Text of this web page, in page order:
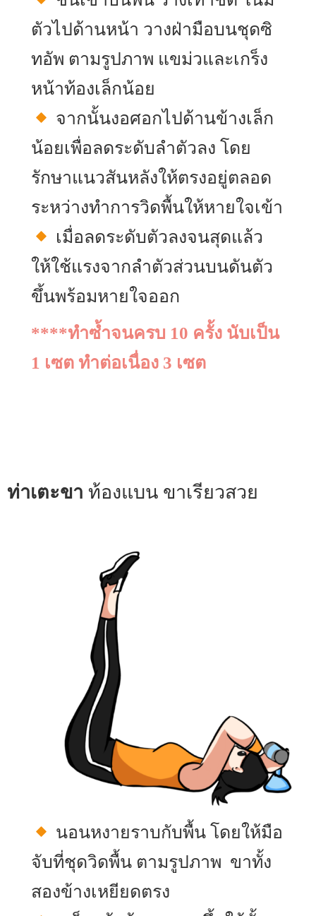
ตัวไปด้านหน้า วางฝ่ามือบนชุดซิ
ทอัพ ตามรูปภาพ แขม่วและเกร็ง
หน้าท้องเล็กน้อย
จากนั้นงอศอกไปด้านข้างเล็ก
น้อยเพื่อลดระดับลำตัวลง โดย
รักษาแนวสันหลังให้ตรงอยู่ตลอด
ระหว่างทำการวิดพื้นให้หายใจเข้า
เมื่อลดระดับตัวลงจนสุดแล้ว
ให้ใช้แรงจากลำตัวส่วนบนดันตัว
ขึ้นพร้อมหายใจออก
****ทำซ้ำจนครบ 10 ครั้ง นับเป็น
1 เซต ทำต่อเนื่อง 3 เซต
ท่าเตะขา ท้องแบน ขาเรียวสวย
นอนหงายราบกับพื้น โดยให้มือ
จับที่ชุดวิดพื้น ตามรูปภาพ ขาทั้ง
สองข้างเหยียดตรง